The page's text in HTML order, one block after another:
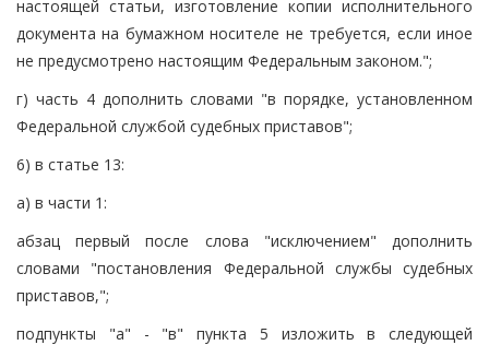
настоящей статьи, изготовление копии исполнительного
документа на бумажном носителе не требуется, если иное
не предусмотрено настоящим Федеральным законом.";
г) часть 4 дополнить словами "в порядке, установленном
Федеральной службой судебных приставов";
6) в статье 13:
а) в части 1:
абзац первый после слова "исключением" дополнить
словами "постановления Федеральной службы судебных
приставов,";
подпункты "а" - "в" пункта 5 изложить в следующей